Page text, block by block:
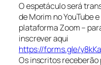
O espetáculo será
de Morim no YouTube
plataforma Zoom –
inscrever aqui
https://forms.gle/
Os inscritos